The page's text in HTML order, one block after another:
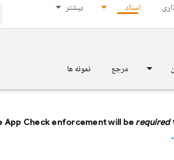
اسناد بیشتر
مرجع نمونه ها
App Check enforcement will be required